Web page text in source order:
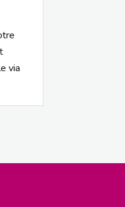
via